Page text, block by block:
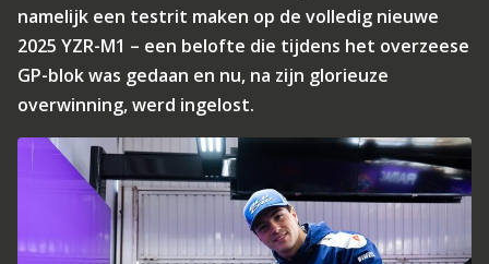
namelijk een testrit maken op de volledig nieuwe
2025 YZR-M1 – een belofte die tijdens het overzeese
GP-blok was gedaan en nu, na zijn glorieuze
overwinning, werd ingelost.